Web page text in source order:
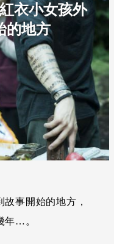
衣小女孩外
的地方
事開始的地方，
年…。